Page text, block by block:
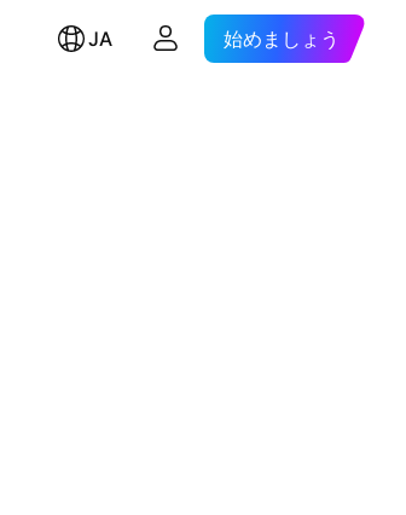
JA 始めましょう